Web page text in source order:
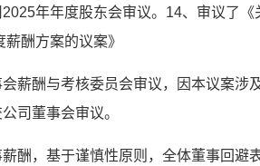
年年度股东会审议。14、审议了
酬方案的议案》
薪酬与考核委员会审议，因本议案涉
司董事会审议。
酬，基于谨慎性原则，全体董事回避